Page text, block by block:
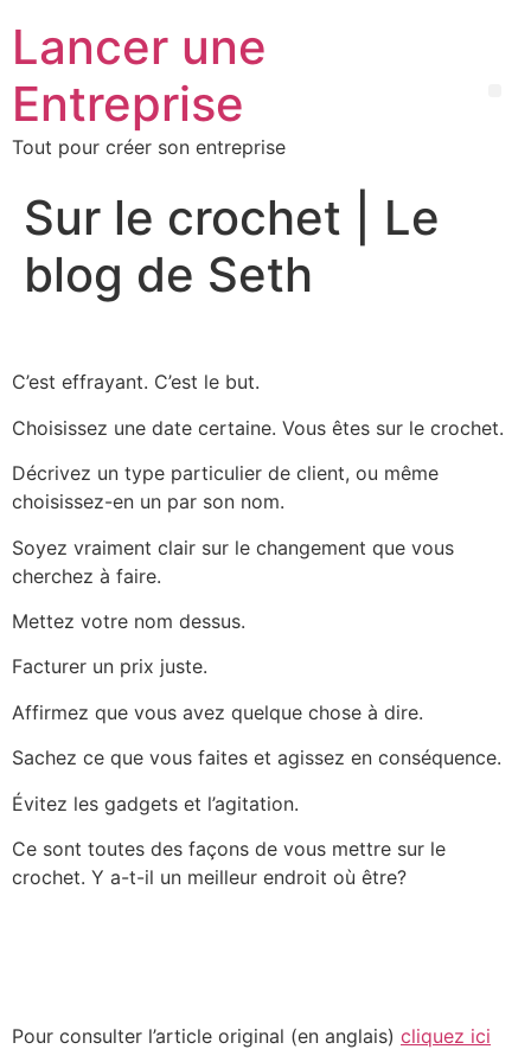
Lancer une
Entreprise
Tout pour créer son entreprise
Sur le crochet | Le
blog de Seth
C’est effrayant. C’est le but.
Choisissez une date certaine. Vous êtes sur le crochet.
Décrivez un type particulier de client, ou même
choisissez-en un par son nom.
Soyez vraiment clair sur le changement que vous
cherchez à faire.
Mettez votre nom dessus.
Facturer un prix juste.
Affirmez que vous avez quelque chose à dire.
Sachez ce que vous faites et agissez en conséquence.
Évitez les gadgets et l’agitation.
Ce sont toutes des façons de vous mettre sur le
crochet. Y a-t-il un meilleur endroit où être?
Pour consulter l’article original (en anglais) cliquez ici